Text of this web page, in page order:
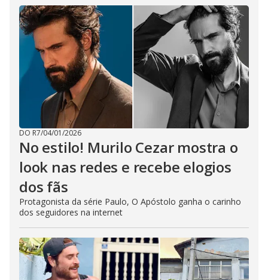
DO R7/04/01/2026
No estilo! Murilo Cezar mostra o
look nas redes e recebe elogios
dos fãs
Protagonista da série Paulo, O Apóstolo ganha o carinho
dos seguidores na internet